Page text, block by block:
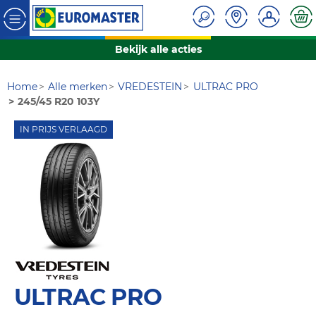
Bekijk alle acties
Home Alle merken VREDESTEIN
ULTRAC PRO
245/45 R20 103Y
IN PRIJS VERLAAGD
ULTRAC PRO